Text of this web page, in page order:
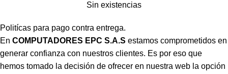
Sin existencias
Politícas para pago contra entrega.
En COMPUTADORES EPC S.A.S estamos comprometidos en
generar confianza con nuestros clientes. Es por eso que
hemos tomado la decisión de ofrecer en nuestra web la opción